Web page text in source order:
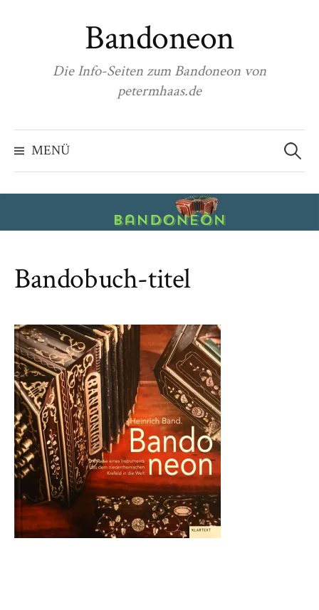
Bandoneon
Die Info-Seiten zum Bandoneon von
petermhaas.de
MENÜ
Suchen
nach:
Bandobuch-titel